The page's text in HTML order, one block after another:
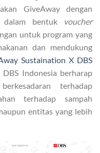
GiveAway dengan
bentuk
voucher
untuk program yang
dan mendukung
Sustaination X DBS
DBS Indonesia berharap
terhadap
terhadap sampah
entitas yang lebih